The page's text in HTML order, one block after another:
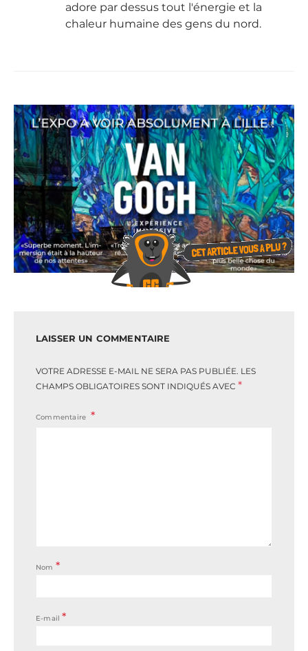
adore par dessus tout l'énergie et la
chaleur humaine des gens du nord.
LAISSER UN COMMENTAIRE
VOTRE ADRESSE E-MAIL NE SERA PAS PUBLIÉE. LES
CHAMPS OBLIGATOIRES SONT INDIQUÉS AVEC *
Commentaire
Nom *
E-mail*